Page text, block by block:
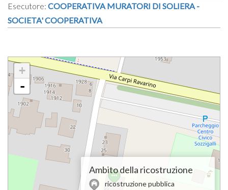
Esecutore: COOPERATIVA MURATORI DI SOLIERA -
SOCIETA' COOPERATIVA
+
-
Ambito della ricostruzione
ricostruzione pubblica